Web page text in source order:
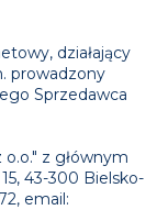
działający
prowadzony
Sprzedawca
z głównym
43-300 Bielsko-
email: